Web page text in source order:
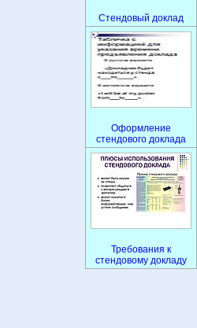
Стендовый доклад
Оформление
стендового доклада
Требования к
стендовому докладу